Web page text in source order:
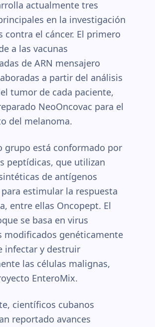
actualmente tres
en la investigación
contra el cáncer. El primero
a las vacunas
de ARN mensajero
a partir del análisis
tumor de cada paciente,
NeoOncovac para el
del melanoma.
grupo está conformado por
peptídicas, que utilizan
de antígenos
estimular la respuesta
entre ellas Oncopept. El
se basa en virus
modificados genéticamente
infectar y destruir
las células malignas,
EnteroMix.
científicos cubanos
reportado avances